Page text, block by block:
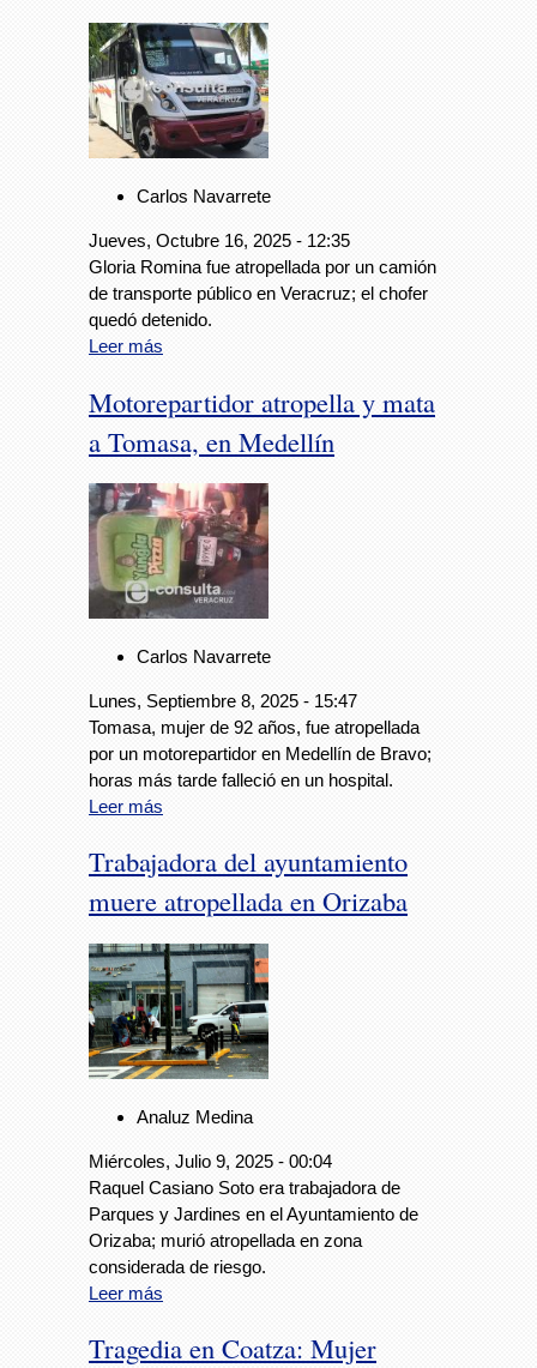
Carlos Navarrete
Jueves, Octubre 16, 2025 - 12:35
Gloria Romina fue atropellada por un camión
de transporte público en Veracruz; el chofer
quedó detenido.
Leer más
Motorepartidor atropella y mata
a Tomasa, en Medellín
Carlos Navarrete
Lunes, Septiembre 8, 2025 - 15:47
Tomasa, mujer de 92 años, fue atropellada
por un motorepartidor en Medellín de Bravo;
horas más tarde falleció en un hospital.
Leer más
Trabajadora del ayuntamiento
muere atropellada en Orizaba
Analuz Medina
Miércoles, Julio 9, 2025 - 00:04
Raquel Casiano Soto era trabajadora de
Parques y Jardines en el Ayuntamiento de
Orizaba; murió atropellada en zona
considerada de riesgo.
Leer más
Tragedia en Coatza: Mujer